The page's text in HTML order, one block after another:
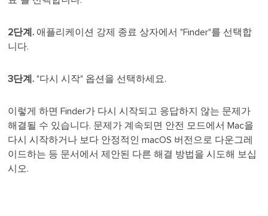
2단계. 애플리케이션 강제 종료 상자에서 "Finder"를 선택합
니다.
3단계. "다시 시작" 옵션을 선택하세요.
이렇게 하면 Finder가 다시 시작되고 응답하지 않는 문제가
해결될 수 있습니다. 문제가 계속되면 안전 모드에서 Mac을
다시 시작하거나 보다 안정적인 macOS 버전으로 다운그레
이드하는 등 문서에서 제안된 다른 해결 방법을 시도해 보십
시오.